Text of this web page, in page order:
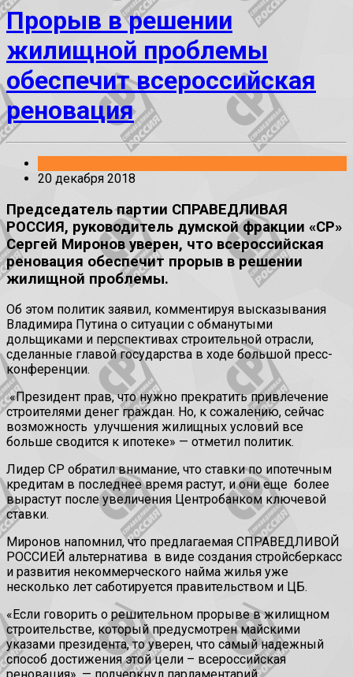
Прорыв в решении
жилищной проблемы
обеспечит всероссийская
реновация
20 декабря 2018
Председатель партии СПРАВЕДЛИВАЯ
РОССИЯ, руководитель думской фракции «СР»
Сергей Миронов уверен, что всероссийская
реновация обеспечит прорыв в решении
жилищной проблемы.
Об этом политик заявил, комментируя высказывания
Владимира Путина о ситуации с обманутыми
дольщиками и перспективах строительной отрасли,
сделанные главой государства в ходе большой пресс-
конференции.
«Президент прав, что нужно прекратить привлечение
строителями денег граждан. Но, к сожалению, сейчас
возможность улучшения жилищных условий все
больше сводится к ипотеке» — отметил политик.
Лидер СР обратил внимание, что ставки по ипотечным
кредитам в последнее время растут, и они еще более
вырастут после увеличения Центробанком ключевой
ставки.
Миронов напомнил, что предлагаемая СПРАВЕДЛИВОЙ
РОССИЕЙ альтернатива в виде создания стройсберкасс
и развития некоммерческого найма жилья уже
несколько лет саботируется правительством и ЦБ.
«Если говорить о решительном прорыве в жилищном
строительстве, который предусмотрен майскими
указами президента, то уверен, что самый надежный
способ достижения этой цели – всероссийская